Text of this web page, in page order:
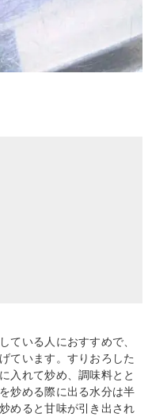
ている人におすすめで、
ています。すりおろした
入れて炒め、調味料とと
炒める際に出る水分は半
めると甘味が引き出され